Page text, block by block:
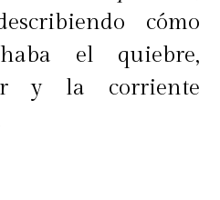
cómo
el quiebre,
y la corriente